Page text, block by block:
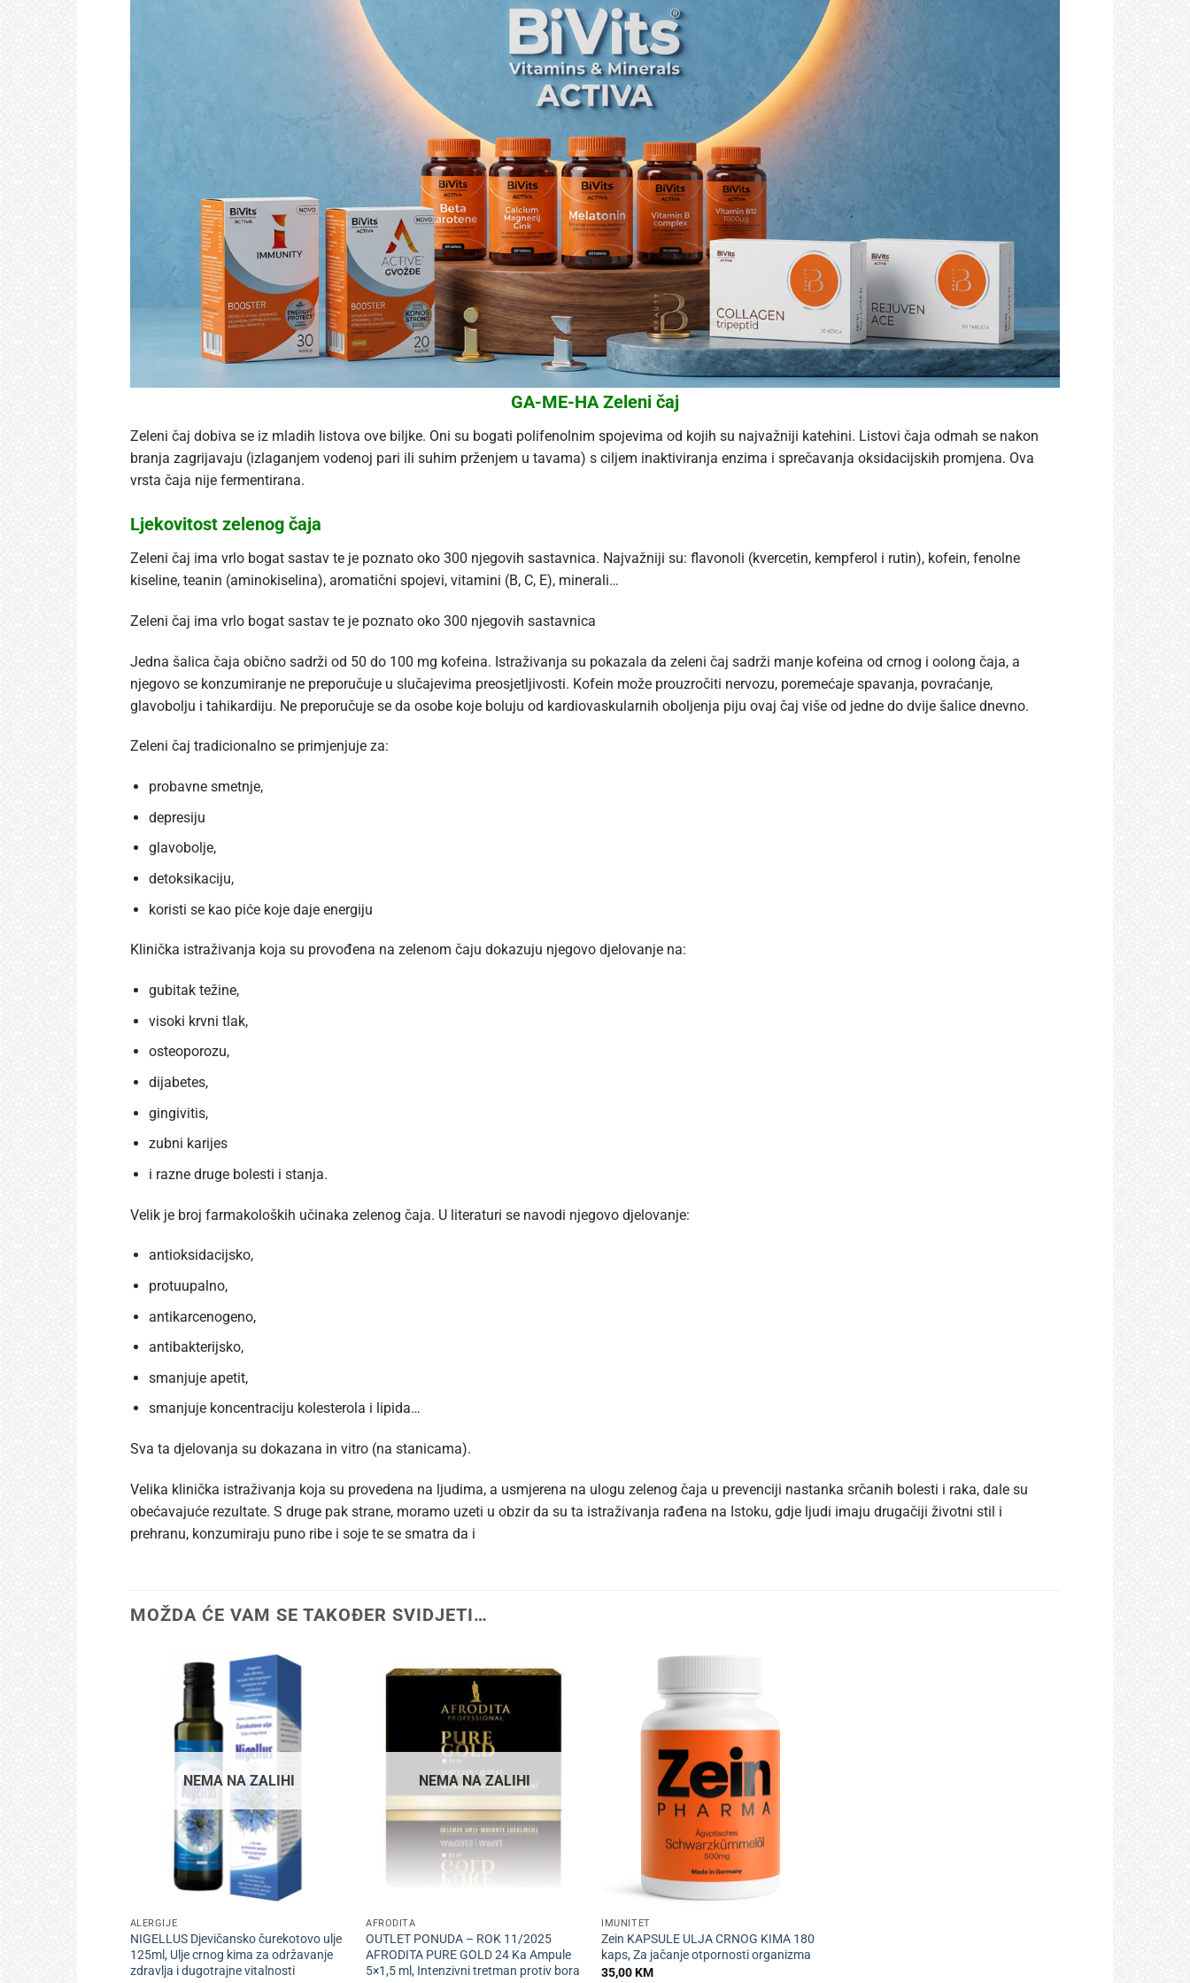
GA-ME-HA Zeleni čaj
Zeleni čaj dobiva se iz mladih listova ove biljke. Oni su bogati polifenolnim spojevima od kojih su najvažniji katehini. Listovi čaja odmah se nakon
branja zagrijavaju (izlaganjem vodenoj pari ili suhim prženjem u tavama) s ciljem inaktiviranja enzima i sprečavanja oksidacijskih promjena. Ova
vrsta čaja nije fermentirana.
Ljekovitost zelenog čaja
Zeleni čaj ima vrlo bogat sastav te je poznato oko 300 njegovih sastavnica. Najvažniji su: flavonoli (kvercetin, kempferol i rutin), kofein, fenolne
kiseline, teanin (aminokiselina), aromatični spojevi, vitamini (B, C, E), minerali…
Zeleni čaj ima vrlo bogat sastav te je poznato oko 300 njegovih sastavnica
Jedna šalica čaja obično sadrži od 50 do 100 mg kofeina. Istraživanja su pokazala da zeleni čaj sadrži manje kofeina od crnog i oolong čaja, a
njegovo se konzumiranje ne preporučuje u slučajevima preosjetljivosti. Kofein može prouzročiti nervozu, poremećaje spavanja, povraćanje,
glavobolju i tahikardiju. Ne preporučuje se da osobe koje boluju od kardiovaskularnih oboljenja piju ovaj čaj više od jedne do dvije šalice dnevno.
Zeleni čaj tradicionalno se primjenjuje za:
probavne smetnje,
depresiju
glavobolje,
detoksikaciju,
koristi se kao piće koje daje energiju
Klinička istraživanja koja su provođena na zelenom čaju dokazuju njegovo djelovanje na:
gubitak težine,
visoki krvni tlak,
osteoporozu,
dijabetes,
gingivitis,
zubni karijes
i razne druge bolesti i stanja.
Velik je broj farmakoloških učinaka zelenog čaja. U literaturi se navodi njegovo djelovanje:
antioksidacijsko,
protuupalno,
antikarcenogeno,
antibakterijsko,
smanjuje apetit,
smanjuje koncentraciju kolesterola i lipida…
Sva ta djelovanja su dokazana in vitro (na stanicama).
Velika klinička istraživanja koja su provedena na ljudima, a usmjerena na ulogu zelenog čaja u prevenciji nastanka srčanih bolesti i raka, dale su
obećavajuće rezultate. S druge pak strane, moramo uzeti u obzir da su ta istraživanja rađena na Istoku, gdje ljudi imaju drugačiji životni stil i
prehranu, konzumiraju puno ribe i soje te se smatra da i
MOŽDA ĆE VAM SE TAKOĐER SVIDJETI…
NEMA NA ZALIHI
ALERGIJE
NIGELLUS Djevičansko čurekotovo ulje
125ml, Ulje crnog kima za održavanje
zdravlja i dugotrajne vitalnosti
NEMA NA ZALIHI
AFRODITA
OUTLET PONUDA – ROK 11/2025
AFRODITA PURE GOLD 24 Ka Ampule
5×1,5 ml, Intenzivni tretman protiv bora
IMUNITET
Zein KAPSULE ULJA CRNOG KIMA 180
kaps, Za jačanje otpornosti organizma
35,00KM